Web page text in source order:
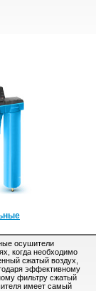
осушители
когда необходимо
сжатый воздух,
эффективному
фильтру сжатый
имеет самый